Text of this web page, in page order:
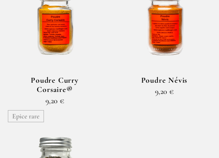
Poudre Curry
Corsaire®
9,20 €
Poudre Névis
9,20 €
Epice rare